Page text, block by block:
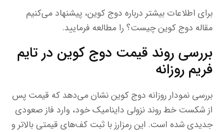
برای اطلاعات بیشتر درباره دوج کوین، ‌پیشنهاد می‌کنیم
مقاله دوج کوین چیست؟ را مطالعه فرمایید.
بررسی روند قیمت دوج کوین در تایم
فریم روزانه
بررسی نمودار روزانه دوج کوین نشان می‌دهد که قیمت پس
از شکست خط روند نزولی داینامیک خود، وارد فاز صعودی
جدیدی شده است. این رمزارز با ثبت کف‌های قیمتی بالاتر و